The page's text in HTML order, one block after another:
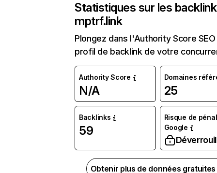
Statistiques sur les
mptrf.link
Plongez dans l'Authority Score
profil de backlink de votre
Authority Score
N/A
Domaines
25
Backlinks
59
Risque de
Google
Obtenir plus de données